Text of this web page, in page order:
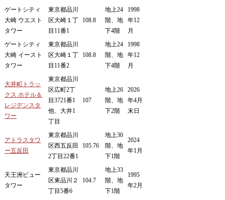
ゲートシティ
大崎 ウエスト
タワー
東京都品川
区大崎１丁
目11番1
108.8
地上24
階、地
下4階
1998
年12
月
ゲートシティ
大崎 イースト
タワー
東京都品川
区大崎１丁
目11番2
108.8
地上24
階、地
下4階
1998
年12
月
大井町トラッ
クス ホテル＆
レジデンスタ
ワー
東京都品川
区広町2丁
目3721番1
他、大井1
丁目
107
地上26
階、地
下2階
2026
年4月
末日
アトラスタワ
ー五反田
東京都品川
区西五反田
2丁目22番1
105.76
地上30
階、地
下1階
2024
年1月
天王洲ビュー
タワー
東京都品川
区東品川２
丁目5番6
104.7
地上33
階、地
下1階
1995
年2月